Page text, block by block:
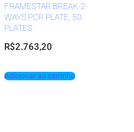
FRAMESTAR BREAK-2-
WAYS PCR PLATE, 50
PLATES
R$2.763,20
Adicionar ao carrinho